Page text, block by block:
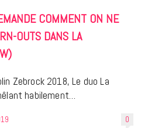
COMMENT ON NE
OUTS DANS LA
Zebrock 2018, Le duo La
habilement…
0